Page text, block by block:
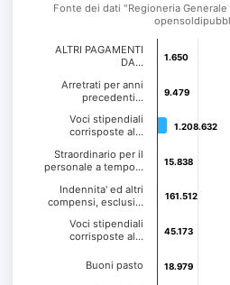
Fonte dei dati "Regioneria
1.650
1.650
9.479
9.479
1.208.632
1.208.632
15.838
15.838
161.512
161.512
45.173
45.173
18.979
18.979
ALTRI PAGAMENTI
DA…
Arretrati per anni
precedenti…
Voci stipendiali
corrisposte al…
Straordinario per il
personale a tempo…
Indennita' ed altri
compensi, esclusi…
Voci stipendiali
corrisposte al…
Buoni pasto